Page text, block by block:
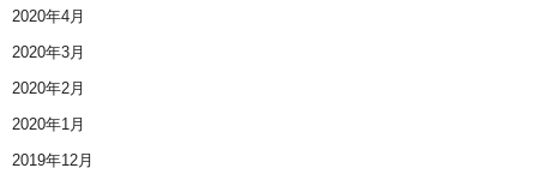
2020年4月
2020年3月
2020年2月
2020年1月
2019年12月